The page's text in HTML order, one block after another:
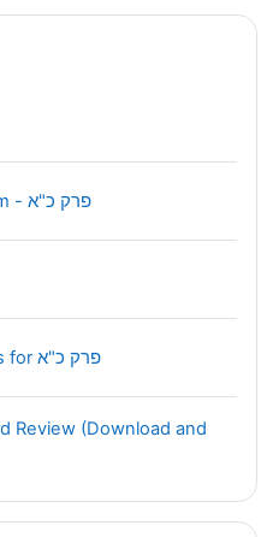
Let's Learn the Psukim - פרק כ"אPage
21a Review Questions for פרק כ"אQuiz